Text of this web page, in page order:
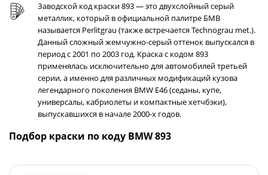
Заводской код краски 893 — это двухслойный серый
металлик, который в официальной палитре БМВ
называется Perlitgrau (также встречается Technograu met.).
Данный сложный жемчужно-серый оттенок выпускался в
период с 2001 по 2003 год. Краска с кодом 893
применялась исключительно для автомобилей третьей
серии, а именно для различных модификаций кузова
легендарного поколения BMW E46 (седаны, купе,
универсалы, кабриолеты и компактные хетчбэки),
выпускавшихся в начале 2000-х годов.
Подбор краски по коду BMW 893